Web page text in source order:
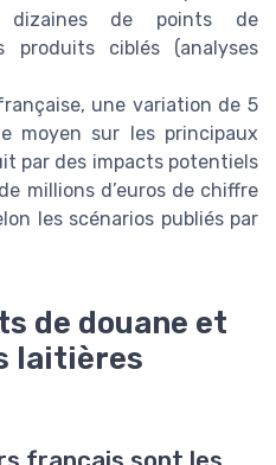
dizaines de points de
produits ciblés (analyses
une variation de 5
moyen sur les principaux
par des impacts potentiels
millions d’euros de chiffre
les scénarios publiés par
de douane et
laitières